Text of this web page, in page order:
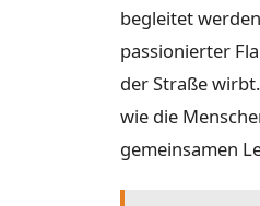
begleitet
passionierter
der Straße
wie die
gemeinsamen